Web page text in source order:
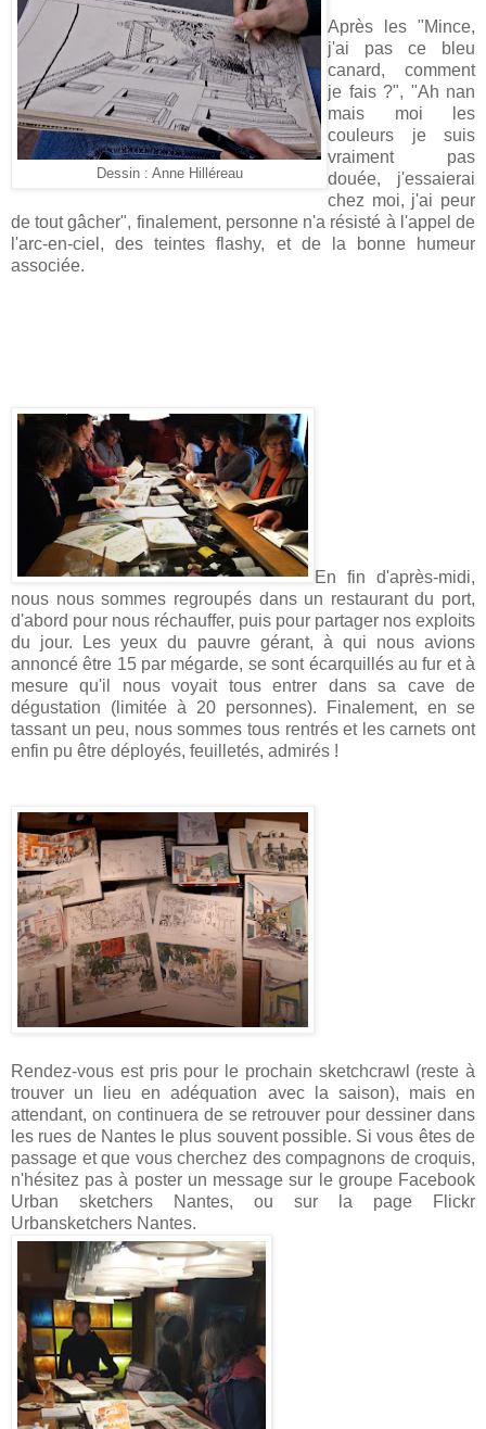
Dessin : Anne Hilléreau
Après les "Mince,
j'ai pas ce bleu
canard, comment
je fais ?", "Ah nan
mais moi les
couleurs je suis
vraiment pas
douée, j'essaierai
chez moi, j'ai peur
de tout gâcher", finalement, personne n'a résisté à l'appel de
l'arc-en-ciel, des teintes flashy, et de la bonne humeur
associée.
En fin d'après-midi,
nous nous sommes regroupés dans un restaurant du port,
d'abord pour nous réchauffer, puis pour partager nos exploits
du jour. Les yeux du pauvre gérant, à qui nous avions
annoncé être 15 par mégarde, se sont écarquillés au fur et à
mesure qu'il nous voyait tous entrer dans sa cave de
dégustation (limitée à 20 personnes). Finalement, en se
tassant un peu, nous sommes tous rentrés et les carnets ont
enfin pu être déployés, feuilletés, admirés !
Rendez-vous est pris pour le prochain sketchcrawl (reste à
trouver un lieu en adéquation avec la saison), mais en
attendant, on continuera de se retrouver pour dessiner dans
les rues de Nantes le plus souvent possible. Si vous êtes de
passage et que vous cherchez des compagnons de croquis,
n'hésitez pas à poster un message sur le groupe Facebook
Urban sketchers Nantes, ou sur la page Flickr
Urbansketchers Nantes.